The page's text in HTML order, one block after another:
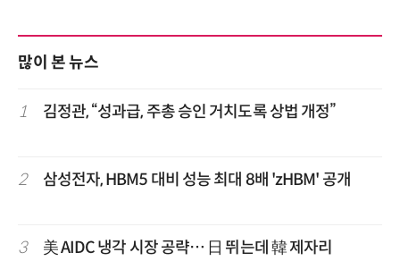
많이 본 뉴스
1 김정관, “성과급, 주총 승인 거치도록 상법 개정”
2 삼성전자, HBM5 대비 성능 최대 8배 'zHBM' 공개
3 美 AIDC 냉각 시장 공략… 日 뛰는데 韓 제자리